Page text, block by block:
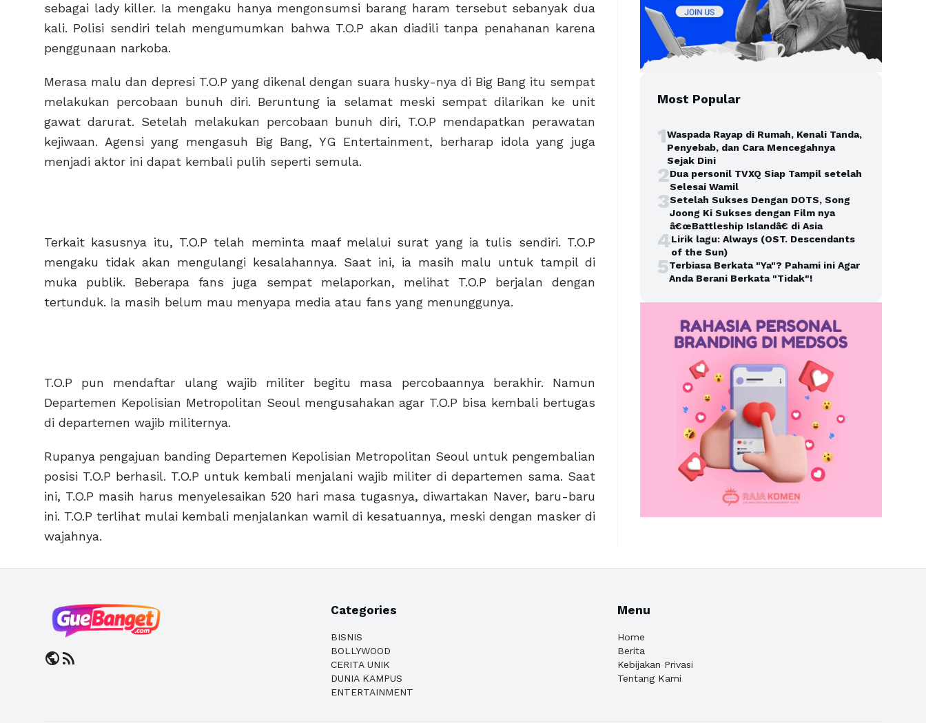
sebagai lady killer. Ia mengaku hanya mengonsumsi barang haram tersebut sebanyak dua
kali. Polisi sendiri telah mengumumkan bahwa T.O.P akan diadili tanpa penahanan karena
penggunaan narkoba.
Merasa malu dan depresi T.O.P yang dikenal dengan suara husky-nya di Big Bang itu sempat
melakukan percobaan bunuh diri. Beruntung ia selamat meski sempat dilarikan ke unit
gawat darurat. Setelah melakukan percobaan bunuh diri, T.O.P mendapatkan perawatan
kejiwaan. Agensi yang mengasuh Big Bang, YG Entertainment, berharap idola yang juga
menjadi aktor ini dapat kembali pulih seperti semula.
Terkait kasusnya itu, T.O.P telah meminta maaf melalui surat yang ia tulis sendiri. T.O.P
mengaku tidak akan mengulangi kesalahannya. Saat ini, ia masih malu untuk tampil di
muka publik. Beberapa fans juga sempat melaporkan, melihat T.O.P berjalan dengan
tertunduk. Ia masih belum mau menyapa media atau fans yang menunggunya.
T.O.P pun mendaftar ulang wajib militer begitu masa percobaannya berakhir. Namun
Departemen Kepolisian Metropolitan Seoul mengusahakan agar T.O.P bisa kembali bertugas
di departemen wajib militernya.
Rupanya pengajuan banding Departemen Kepolisian Metropolitan Seoul untuk pengembalian
posisi T.O.P berhasil. T.O.P untuk kembali menjalani wajib militer di departemen sama. Saat
ini, T.O.P masih harus menyelesaikan 520 hari masa tugasnya, diwartakan Naver, baru-baru
ini. T.O.P terlihat mulai kembali menjalankan wamil di kesatuannya, meski dengan masker di
wajahnya.
Most Popular
1Waspada Rayap di Rumah, Kenali Tanda,
Penyebab, dan Cara Mencegahnya
Sejak Dini
2Dua personil TVXQ Siap Tampil setelah
Selesai Wamil
3Setelah Sukses Dengan DOTS, Song
Joong Ki Sukses dengan Film nya
â€œBattleship Islandâ€ di Asia
4Lirik lagu: Always (OST. Descendants
of the Sun)
5Terbiasa Berkata "Ya"? Pahami ini Agar
Anda Berani Berkata "Tidak"!
publicrss_feed
Categories
BISNIS
BOLLYWOOD
CERITA UNIK
DUNIA KAMPUS
ENTERTAINMENT
Menu
Home
Berita
Kebijakan Privasi
Tentang Kami